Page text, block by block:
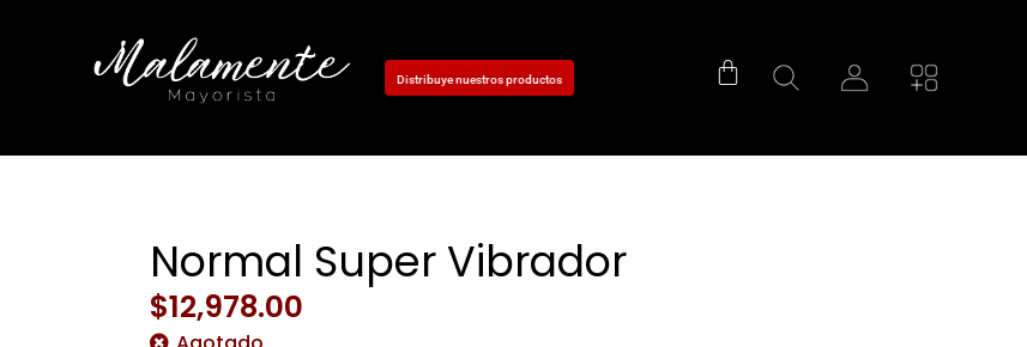
Distribuye nuestros productos
Normal Super Vibrador
$12,978.00